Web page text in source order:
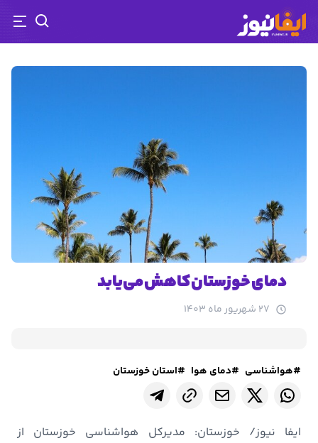
رفتن
محتوای
دمای ‌خوزستان کاهش می‌یابد
27 شهریور ماه 1403
#هواشناسی #دمای هوا #استان خوزستان
ایفا نیوز/ خوزستان: مدیرکل هواشناسی خوزستان از